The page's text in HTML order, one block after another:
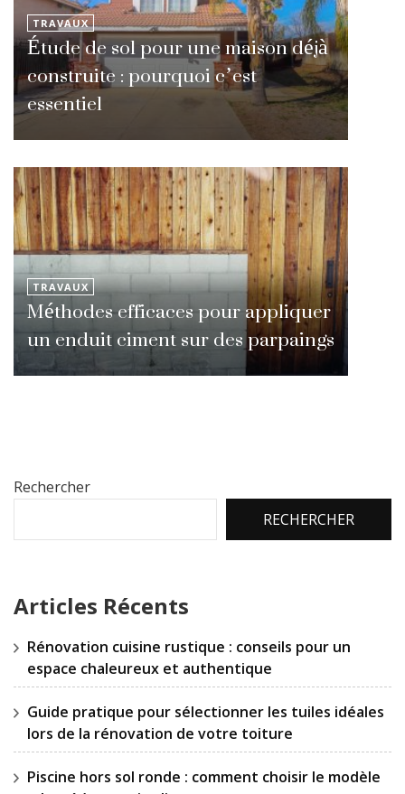
TRAVAUX
Étude de sol pour une maison déjà
construite : pourquoi c’est
essentiel
TRAVAUX
Méthodes efficaces pour appliquer
un enduit ciment sur des parpaings
Rechercher
RECHERCHER
Articles Récents
Rénovation cuisine rustique : conseils pour un
espace chaleureux et authentique
Guide pratique pour sélectionner les tuiles idéales
lors de la rénovation de votre toiture
Piscine hors sol ronde : comment choisir le modèle